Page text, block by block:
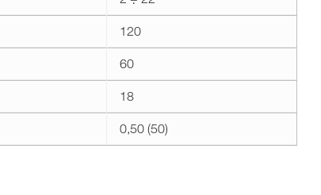
120
60
18
0,50 (50)